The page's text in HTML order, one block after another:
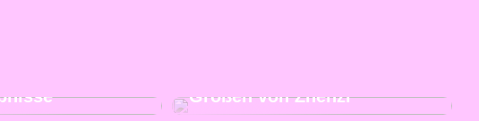
Größen von Zhenzi